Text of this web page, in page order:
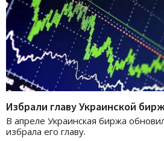
Избрали главу Украинской
В апреле Украинская биржа
избрала его главу.